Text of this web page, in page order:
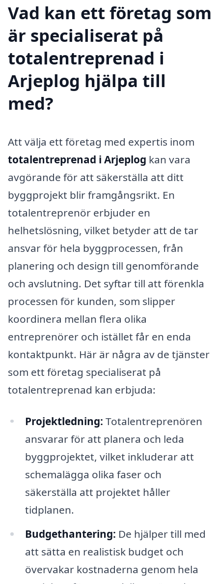
Vad kan ett företag som
är specialiserat på
totalentreprenad i
Arjeplog hjälpa till
med?
Att välja ett företag med expertis inom
totalentreprenad i Arjeplog kan vara
avgörande för att säkerställa att ditt
byggprojekt blir framgångsrikt. En
totalentreprenör erbjuder en
helhetslösning, vilket betyder att de tar
ansvar för hela byggprocessen, från
planering och design till genomförande
och avslutning. Det syftar till att förenkla
processen för kunden, som slipper
koordinera mellan flera olika
entreprenörer och istället får en enda
kontaktpunkt. Här är några av de tjänster
som ett företag specialiserat på
totalentreprenad kan erbjuda:
Projektledning: Totalentreprenören
ansvarar för att planera och leda
byggprojektet, vilket inkluderar att
schemalägga olika faser och
säkerställa att projektet håller
tidplanen.
Budgethantering: De hjälper till med
att sätta en realistisk budget och
övervakar kostnaderna genom hela